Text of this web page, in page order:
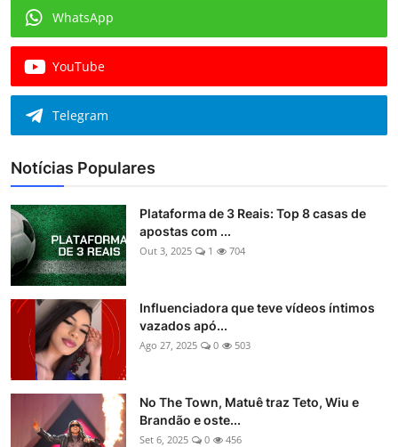
WhatsApp
YouTube
Telegram
Notícias Populares
Plataforma de 3 Reais: Top 8 casas de
apostas com ...
Out 3, 2025 1 704
Influenciadora que teve vídeos íntimos
vazados apó...
Ago 27, 2025 0 503
No The Town, Matuê traz Teto, Wiu e
Brandão e oste...
Set 6, 2025 0 456